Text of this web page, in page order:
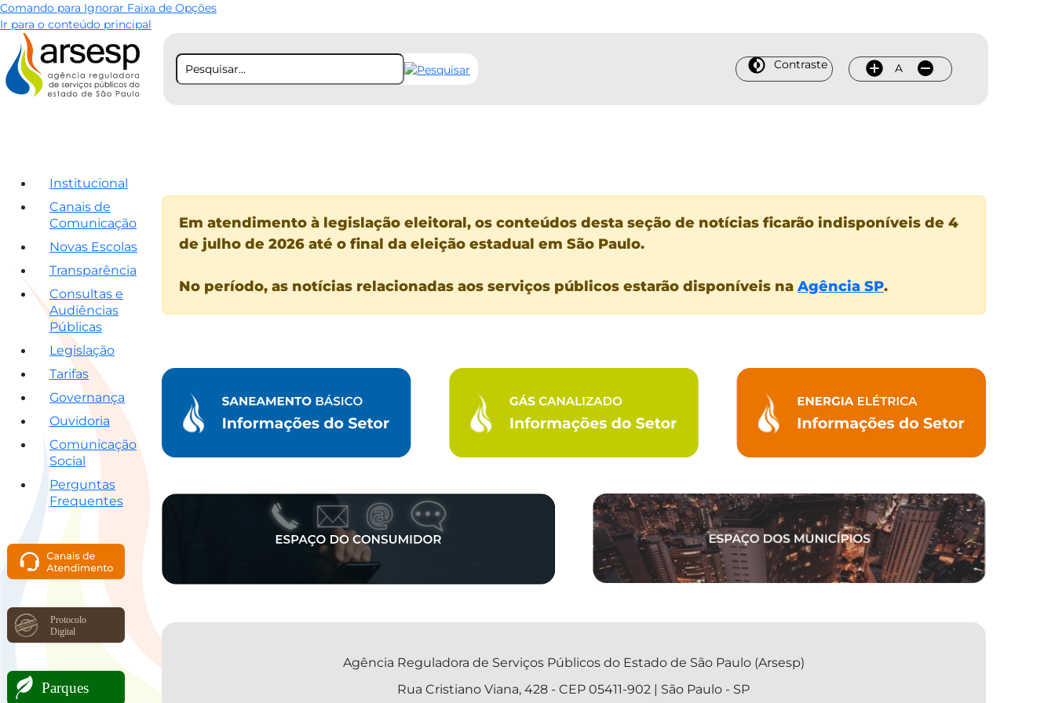
Comando para Ignorar Faixa de Opções
Ir para o conteúdo principal
Contraste A
Institucional
Canais de
Comunicação
Novas Escolas
Transparência
Consultas e
Audiências
Públicas
Legislação
Tarifas
Governança
Ouvidoria
Comunicação
Social
Perguntas
Frequentes
Em atendimento à legislação eleitoral, os conteúdos desta seção de notícias ficarão indisponíveis de 4
de julho de 2026 até o final da eleição estadual em São Paulo.
No período, as notícias relacionadas aos serviços públicos estarão disponíveis na Agência SP.
Agência Reguladora de Serviços Públicos do Estado de São Paulo (Arsesp)
Rua Cristiano Viana, 428 - CEP 05411-902 | São Paulo - SP